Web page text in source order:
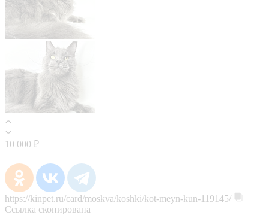
10 000 ₽
https://kinpet.ru/card/moskva/koshki/kot-meyn-kun-119145/
Ссылка скопирована